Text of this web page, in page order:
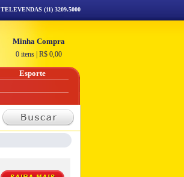
TELEVENDAS (11) 3209.5000
Minha Compra
0 itens R$ 0,00
Esporte